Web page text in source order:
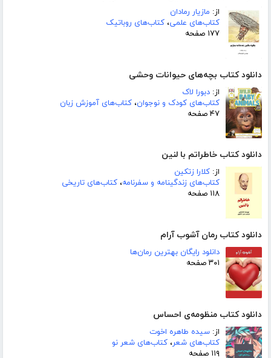
از: مازیار رمادان
کتاب‌های علمی، کتاب‌های روباتیک
۱۷۷ صفحه
دانلود کتاب بچه‌های حیوانات وحشی
از: دبورا لاک
کتاب‌های کودک و نوجوان، کتاب‌های آموزش زبان
۴۷ صفحه
دانلود کتاب خاطراتم با لنین
از: کلارا زتکین
کتاب‌های زندگینامه و سفرنامه، کتاب‌های تاریخی
۱۱۸ صفحه
دانلود کتاب رمان آشوب آرام
دانلود رایگان بهترین رمان‌ها
۳۰۱ صفحه
دانلود کتاب منظومه‌ی احساس
از: سیده طاهره اخوت
کتاب‌های شعر، کتاب‌های شعر نو
۱۱۹ صفحه